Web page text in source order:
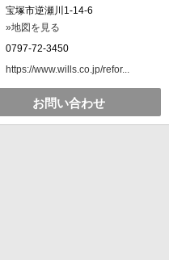
宝塚市逆瀬川1-14-6
»地図を見る
0797-72-3450
https://www.wills.co.jp/refor...
お問い合わせ